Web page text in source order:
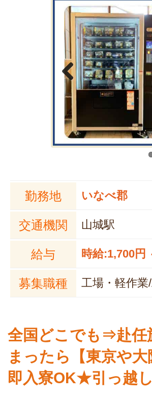
Previous
勤務地 いなべ郡
交通機関 山城駅
給与 時給:1,700円
募集職種 工場・軽作業
全国どこでも⇒赴任
まったら【東京や
即入寮OK★引っ越